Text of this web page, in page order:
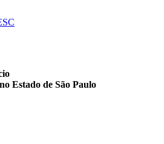
Estado de São Paulo